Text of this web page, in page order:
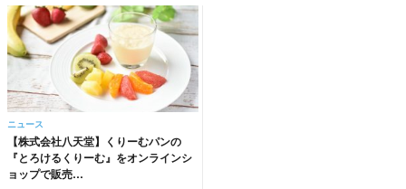
ニュース
【株式会社八天堂】くりーむパンの
『とろけるくりーむ』をオンラインシ
ョップで販売…